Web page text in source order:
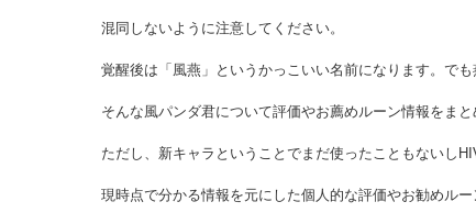
混同しないように注意してください。
覚醒後は「風燕」というかっこいい名前になります。で
そんな風パンダ君について評価やお薦めルーン情報をまと
ただし、新キャラということでまだ使ったこともないし
現時点で分かる情報を元にした個人的な評価やお勧めルー